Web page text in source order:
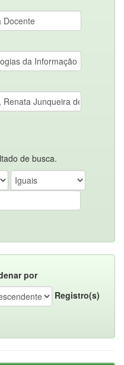
de busca.
por
Registro(s)